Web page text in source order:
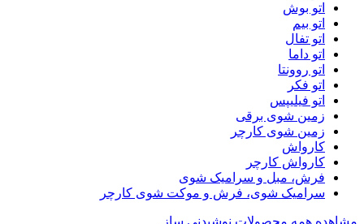
اتو بوش
اتو بیم
اتو تفال
اتو داما
اتو روونتا
اتو فکر
اتو فیلیپس
زمین شوی برقی
زمین شوی کارچر
کارواش
کارواش کارچر
فرش، مبل و سرامیک شوی
سرامیک شوی، فرش و موکت شوی کارچر
مشاهده همه محصولات نوشیدنی ساز